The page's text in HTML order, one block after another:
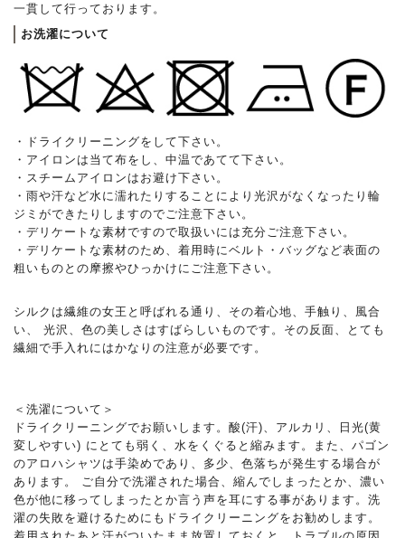
一貫して行っております。
お洗濯について
・ドライクリーニングをして下さい。
・アイロンは当て布をし、中温であてて下さい。
・スチームアイロンはお避け下さい。
・雨や汗など水に濡れたりすることにより光沢がなくなったり輪
ジミができたりしますのでご注意下さい。
・デリケートな素材ですので取扱いには充分ご注意下さい。
・デリケートな素材のため、着用時にベルト・バッグなど表面の
粗いものとの摩擦やひっかけにご注意下さい。
シルクは繊維の女王と呼ばれる通り、その着心地、手触り、風合
い、 光沢、色の美しさはすばらしいものです。その反面、とても
繊細で手入れにはかなりの注意が必要です。
＜洗濯について＞
ドライクリーニングでお願いします。酸(汗)、アルカリ、日光(黄
変しやすい) にとても弱く、水をくぐると縮みます。また、パゴン
のアロハシャツは手染めであり、多少、色落ちが発生する場合が
あります。 ご自分で洗濯された場合、縮んでしまったとか、濃い
色が他に移ってしまったとか言う声を耳にする事があります。洗
濯の失敗を避けるためにもドライクリーニングをお勧めします。